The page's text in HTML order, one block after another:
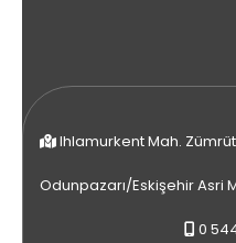
Ihlamurkent Mah. Zümrüt
Odunpazarı/Eskişehir Asri
0